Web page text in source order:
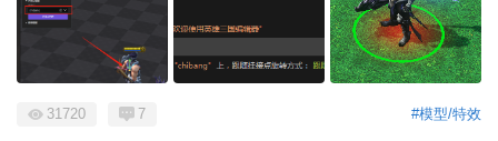
#模型/特效
31720 7